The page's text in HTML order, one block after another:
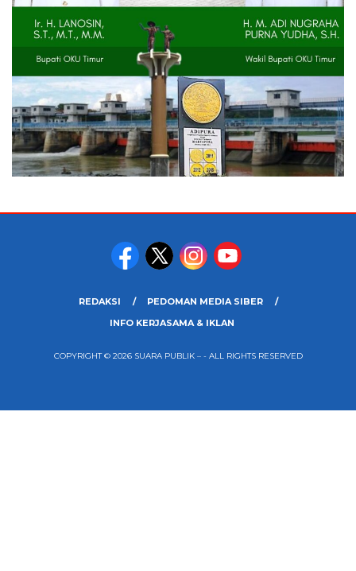
REDAKSI
PEDOMAN MEDIA SIBER
INFO KERJASAMA & IKLAN
COPYRIGHT © 2026 SUARA PUBLIK – - ALL RIGHTS RESERVED